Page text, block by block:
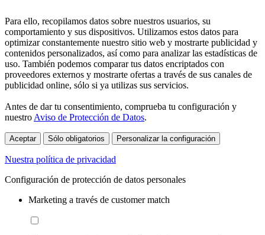
Para ello, recopilamos datos sobre nuestros usuarios, su
comportamiento y sus dispositivos. Utilizamos estos datos para
optimizar constantemente nuestro sitio web y mostrarte publicidad y
contenidos personalizados, así como para analizar las estadísticas de
uso. También podemos comparar tus datos encriptados con
proveedores externos y mostrarte ofertas a través de sus canales de
publicidad online, sólo si ya utilizas sus servicios.
Antes de dar tu consentimiento, comprueba tu configuración y
nuestro Aviso de Protección de Datos.
Aceptar Sólo obligatorios Personalizar la configuración
Nuestra política de privacidad
Configuración de protección de datos personales
Marketing a través de customer match